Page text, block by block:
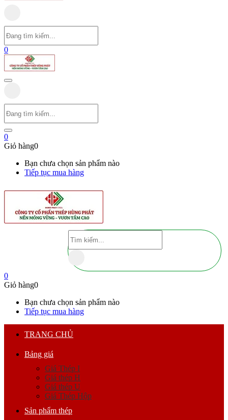
0
0
Giỏ hàng0
Bạn chưa chọn sản phẩm nào
Tiếp tục mua hàng
0
Giỏ hàng0
Bạn chưa chọn sản phẩm nào
Tiếp tục mua hàng
TRANG CHỦ
Bảng giá
Giá Thép I
Giá thép H
Giá thép U
Giá Thép Hộp
Sản phẩm thép